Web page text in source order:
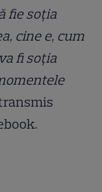
fie soția
cine e, cum
fi soția